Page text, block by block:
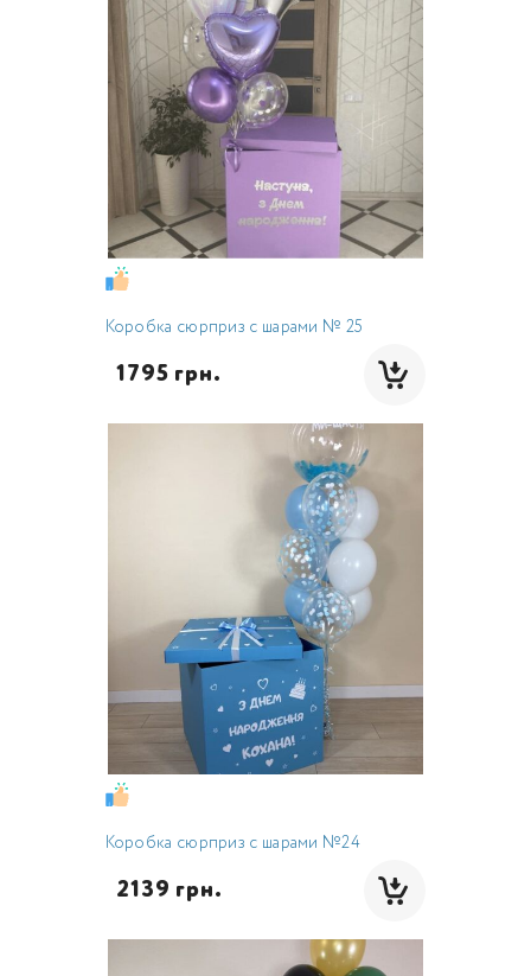
Коробка сюрприз с шарами № 25
  1795 грн.
Коробка сюрприз с шарами №24
  2139 грн.